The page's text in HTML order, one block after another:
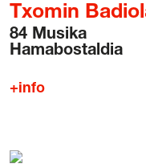
Txomin
84 Musika
Hamabostaldia
+info